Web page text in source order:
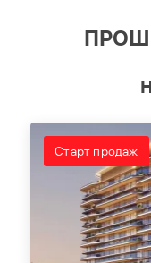
Старт продаж